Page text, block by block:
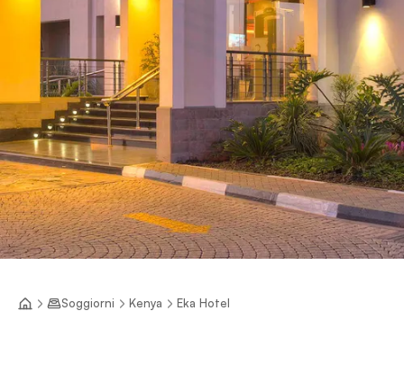
Soggiorni Kenya Eka Hotel